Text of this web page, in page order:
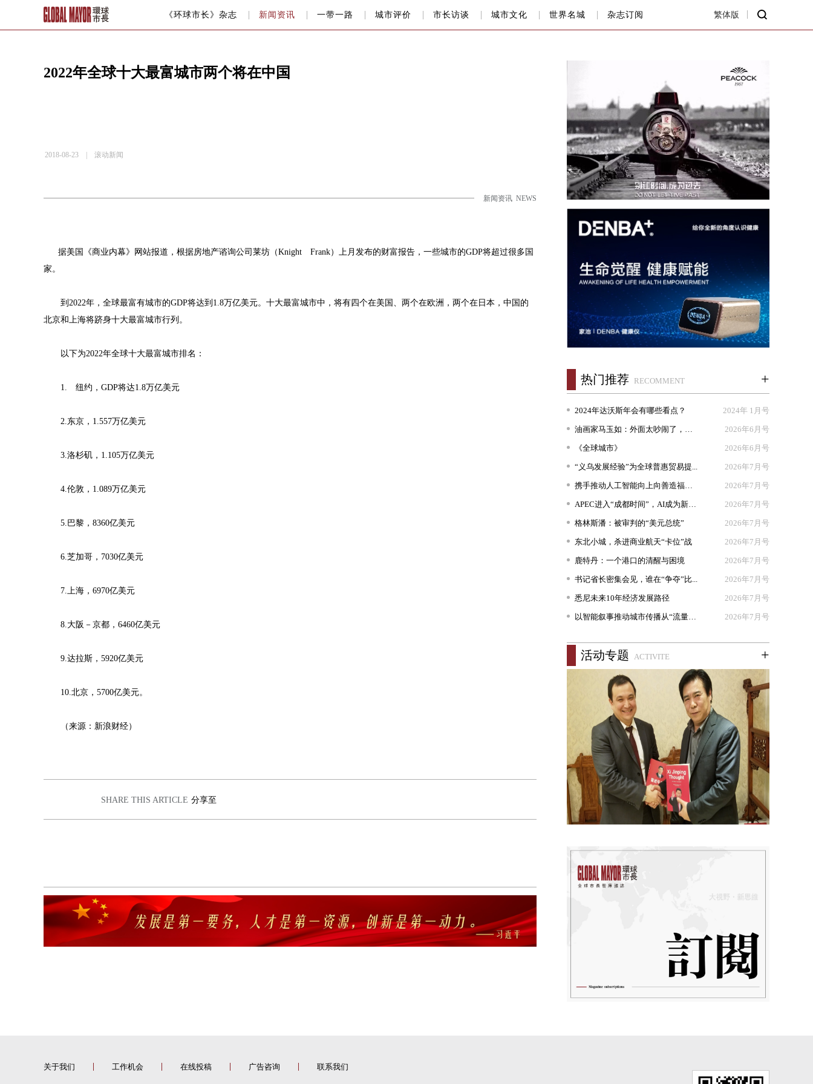
《环球市长》杂志 新闻资讯 一带一路 城市评价 市长访谈 城市文化 世界名城 杂志订阅 繁体版
2022年全球十大最富城市两个将在中国
2018-08-23 | 滚动新闻
新闻资讯 NEWS
据美国《商业内幕》网站报道，根据房地产谘询公司莱坊（Knight Frank）上月发布的财富报告，一些城市的GDP将超过很多国
家。
到2022年，全球最富有城市的GDP将达到1.8万亿美元。十大最富城市中，将有四个在美国、两个在欧洲，两个在日本，中国的
北京和上海将跻身十大最富城市行列。
以下为2022年全球十大最富城市排名：
1. 纽约，GDP将达1.8万亿美元
2.东京，1.557万亿美元
3.洛杉矶，1.105万亿美元
4.伦敦，1.089万亿美元
5.巴黎，8360亿美元
6.芝加哥，7030亿美元
7.上海，6970亿美元
8.大阪－京都，6460亿美元
9.达拉斯，5920亿美元
10.北京，5700亿美元。
（来源：新浪财经）
SHARE THIS ARTICLE 分享至
热门推荐 RECOMMENT +
2024年达沃斯年会有哪些看点？ 2024年 1月号
油画家马玉如：外面太吵闹了，我想... 2026年6月号
《全球城市》 2026年6月号
“义乌发展经验”为全球普惠贸易提... 2026年7月号
携手推动人工智能向上向善造福人类 2026年7月号
APEC进入“成都时间”，AI成为新坐... 2026年7月号
格林斯潘：被审判的“美元总统” 2026年7月号
东北小城，杀进商业航天“卡位”战 2026年7月号
鹿特丹：一个港口的清醒与困境 2026年7月号
书记省长密集会见，谁在“争夺”比... 2026年7月号
悉尼未来10年经济发展路径 2026年7月号
以智能叙事推动城市传播从“流量出... 2026年7月号
活动专题 ACTIVITE +
关于我们 工作机会 在线投稿 广告咨询 联系我们